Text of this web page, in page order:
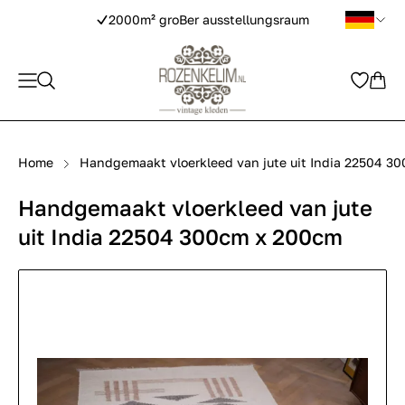
2000m² groBer ausstellungsraum
Home Handgemaakt vloerkleed van jute uit India 22504
Handgemaakt vloerkleed van jute
uit India 22504 300cm x 200cm